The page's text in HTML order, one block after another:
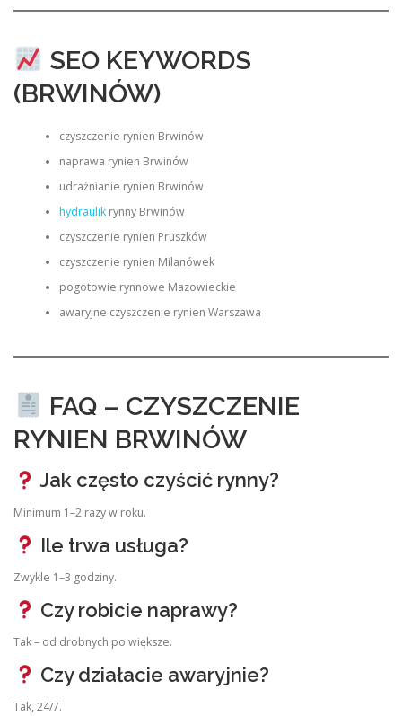
SEO KEYWORDS
(BRWINÓW)
czyszczenie rynien Brwinów
naprawa rynien Brwinów
udrażnianie rynien Brwinów
hydraulikrynny Brwinów
czyszczenie rynien Pruszków
czyszczenie rynien Milanówek
pogotowie rynnowe Mazowieckie
awaryjne czyszczenie rynien Warszawa
FAQ – CZYSZCZENIE
RYNIEN BRWINÓW
Jak często czyścić rynny?
Minimum 1–2 razy w roku.
Ile trwa usługa?
Zwykle 1–3 godziny.
Czy robicie naprawy?
Tak – od drobnych po większe.
Czy działacie awaryjnie?
Tak, 24/7.